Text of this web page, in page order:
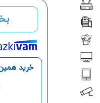
خرید